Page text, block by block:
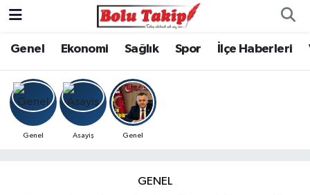
Genel Ekonomi Sağlık Spor İlçe Haberleri
Genel Asayiş Genel
GENEL